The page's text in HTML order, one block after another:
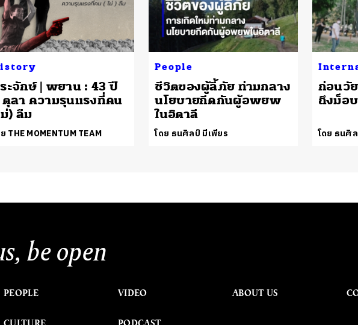
ะจักษ์ | พยาน : 43 ปี
ตุลา ความรุนแรงที่คน
ม่) ลืม
THE MOMENTUM TEAM
People
ชีวิตของผู้ลี้ภัย ท่ามกลาง
นโยบายกีดกันผู้อพยพ
ในอิตาลี
โดย ธนศิลป์ มีเพียร
ก่อนวั
ถึงม็อบ
โดย ธนศิ
be open
PEOPLE VIDEO ABOUT US